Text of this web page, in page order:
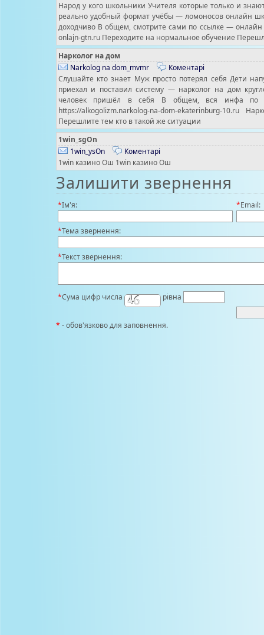
Народ у кого школьники Учителя которые только и
реально удобный формат учёбы — ломоносов онлайн
доходчиво В общем, смотрите сами по ссылке — онлайн
onlajn-gtn.ru Переходите на нормальное обучение
Нарколог на дом
Narkolog na dom_mvmr
Коментарі
Слушайте кто знает Муж просто потерял себя Дети
приехал и поставил систему — нарколог на дом
человек пришёл в себя В общем, вся инфа по
https://alkogolizm.narkolog-na-dom-ekaterinburg-
Перешлите тем кто в такой же ситуации
1win_sgOn
1win_ysOn
Коментарі
1win казино Ош 1win казино Ош
Залишити звернення
*Ім'я: *Email:
*Тема звернення:
*Текст звернення:
*Сума цифр числа рівна
* - обов'язково для заповнення.